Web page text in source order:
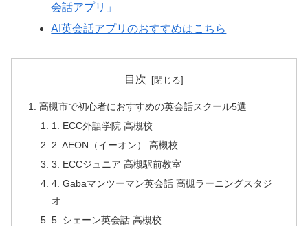
会話アプリ」
AI英会話アプリのおすすめはこちら
目次
高槻市で初心者におすすめの英会話スクール5選
1. ECC外語学院 高槻校
2. AEON（イーオン） 高槻校
3. ECCジュニア 高槻駅前教室
4. Gabaマンツーマン英会話 高槻ラーニングスタジ
オ
5. シェーン英会話 高槻校